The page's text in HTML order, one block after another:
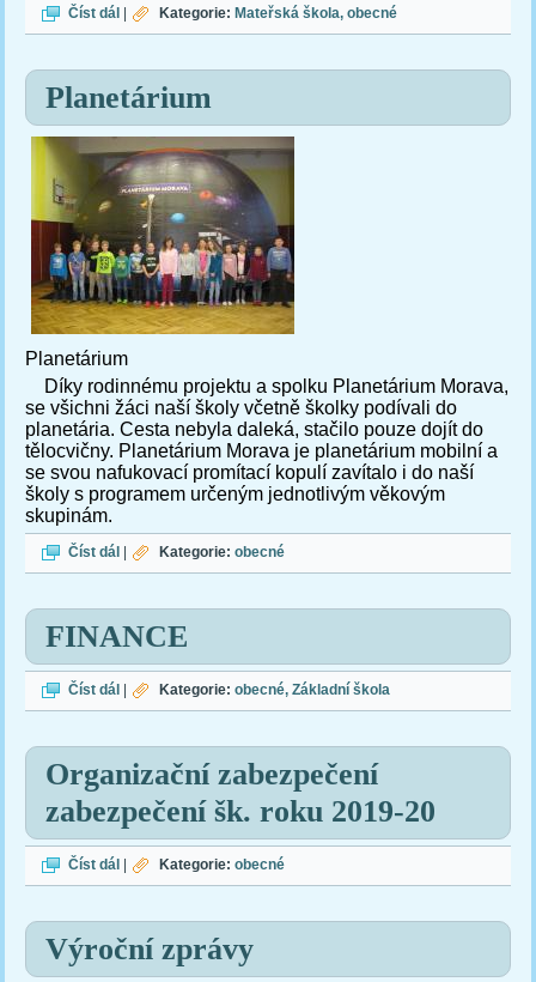
Číst dál Zápis
| Kategorie:Mateřská škola obecné
Planetárium
Planetárium
Díky rodinnému projektu a spolku Planetárium Morava,
se všichni žáci naší školy včetně školky podívali do
planetária. Cesta nebyla daleká, stačilo pouze dojít do
tělocvičny. Planetárium Morava je planetárium mobilní a
se svou nafukovací promítací kopulí zavítalo i do naší
školy s programem určeným jednotlivým věkovým
skupinám.
Číst dál Planetárium
| Kategorie:obecné
FINANCE
Číst dál FINANCE
| Kategorie:obecné Základní škola
Organizační zabezpečení
zabezpečení šk. roku 2019-20
Číst dál Organizační zabezpečení zabezpečení šk. roku 2019-20
| Kategorie:obecné
Výroční zprávy